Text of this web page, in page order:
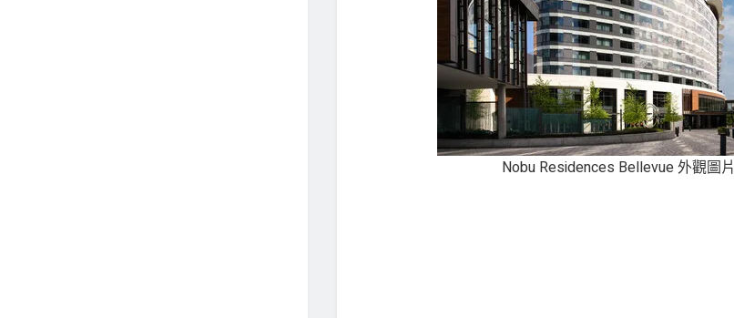
Nobu Residences Bellevue 外觀圖片